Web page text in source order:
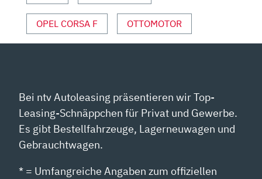
OPEL CORSA F OTTOMOTOR
Bei ntv Autoleasing präsentieren wir Top-
Leasing-Schnäppchen für Privat und Gewerbe.
Es gibt Bestellfahrzeuge, Lagerneuwagen und
Gebrauchtwagen.
* = Umfangreiche Angaben zum offiziellen